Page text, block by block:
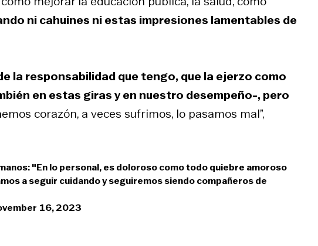
ni cahuines ni estas impresiones lamentables de
la responsabilidad que tengo, que la ejerzo como
en estas giras y en nuestro desempeño-, pero
corazón, a veces sufrimos, lo pasamos mal”,
"En lo personal, es doloroso como todo quiebre amoroso
a seguir cuidando y seguiremos siendo compañeros de
16, 2023